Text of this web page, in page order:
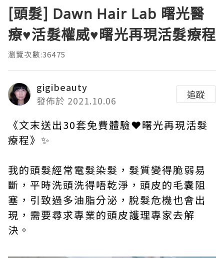
[頭髮] Dawn Hair Lab 曙光醫
療♥活髮權威♥曙光再現活髮療程
瀏覽次數:36475
gigibeauty
發佈於 2021.10.06
追蹤
《文末送出30套免費體驗❤曙光再現活髮
療程》✨
我的頭髮經常電髮染髮，髮質變得脆弱易
斷，平時洗頭洗得唔乾淨，頭皮的毛囊阻
塞，引致過多油脂分泌，脫髮危機也會出
現，需要尋求專業的頭皮護理專家去解
決。